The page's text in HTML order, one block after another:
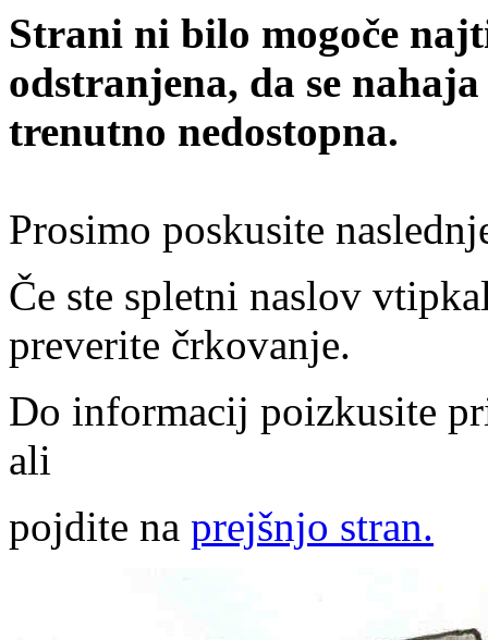
Strani ni bilo mogoče
odstranjena, da se
trenutno nedostopna.
Prosimo poskusite
Če ste spletni naslov
preverite črkovanje.
Do informacij poizkusite
ali
pojdite na prejšnjo stran.